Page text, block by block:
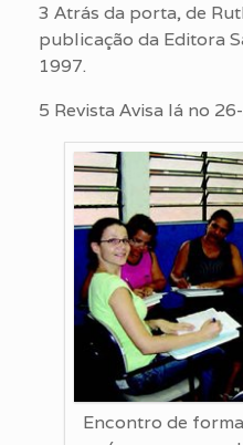
3 Atrás da porta, de
publicação da Editora
1997.
5 Revista Avisa lá no
Encontro de